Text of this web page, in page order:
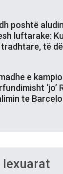
poshtë
luftarake:
të
e
‘jo’
te
lexuarat